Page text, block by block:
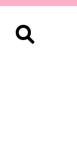
Buscar: